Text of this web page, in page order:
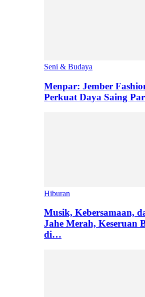
Seni & Budaya
Menpar: Jember
Perkuat Daya Saing
Hiburan
Musik, Kebersamaan,
Jahe Merah, Keseruan
di…